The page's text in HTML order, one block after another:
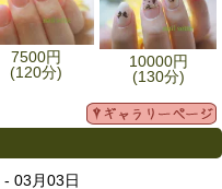
7500円
(120分)
10000円
(130分)
- 03月03日